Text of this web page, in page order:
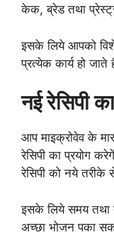
केक, ब्रेड तथा
इसके लिये आपको
प्रत्येक कार्य हो जाते
नई रेसिपी
आप माइक्रोवेव के
रेसिपी का प्रयोग
रेसिपी को नये तरीके
इसके लिये समय तथा
अच्छा भोजन पका